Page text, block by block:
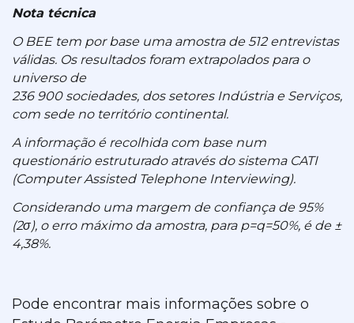
Nota técnica
O BEE tem por base uma amostra de 512 entrevistas
válidas. Os resultados foram extrapolados para o
universo de
236 900 sociedades, dos setores Indústria e Serviços,
com sede no território continental.
A informação é recolhida com base num
questionário estruturado através do sistema CATI
(Computer Assisted Telephone Interviewing).
Considerando uma margem de confiança de 95%
(2σ), o erro máximo da amostra, para p=q=50%, é de ±
4,38%.
Pode encontrar mais informações sobre o